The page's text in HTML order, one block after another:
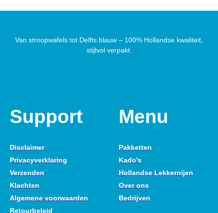
Van stroopwafels tot Delfts blauw – 100% Hollandse kwaliteit,
stijlvol verpakt.
Support
Disclaimer
Privacyverklaring
Verzenden
Klachten
Algemene voorwaarden
Retourbeleid
Menu
Pakketten
Kado's
Hollandse Lekkernijen
Over ons
Bedrijven